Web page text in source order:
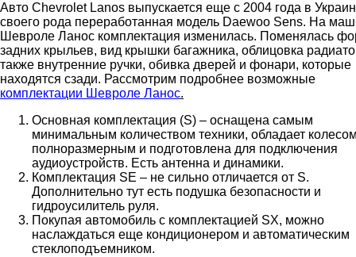
Авто Chevrolet Lanos выпускается еще с 2004 года в
своего рода переработанная модель Daewoo Sens. На
Шевроле Ланос комплектация изменилась. Поменялась
задних крыльев, вид крышки багажника, облицовка
также внутренние ручки, обивка дверей и фонари, которые
находятся сзади. Рассмотрим подробнее возможные
комплектации Шевроле Ланос.
Основная комплектация (S) – оснащена самым
минимальным количеством техники, обладает
полноразмерным и подготовлена для подключения
аудиоустройств. Есть антенна и динамики.
Комплектация SE ‒ не сильно отличается от S.
Дополнительно тут есть подушка безопасности и
гидроусилитель руля.
Покупая автомобиль с комплектацией SX, можно
наслаждаться еще кондиционером и автоматическим
стеклоподъемником.